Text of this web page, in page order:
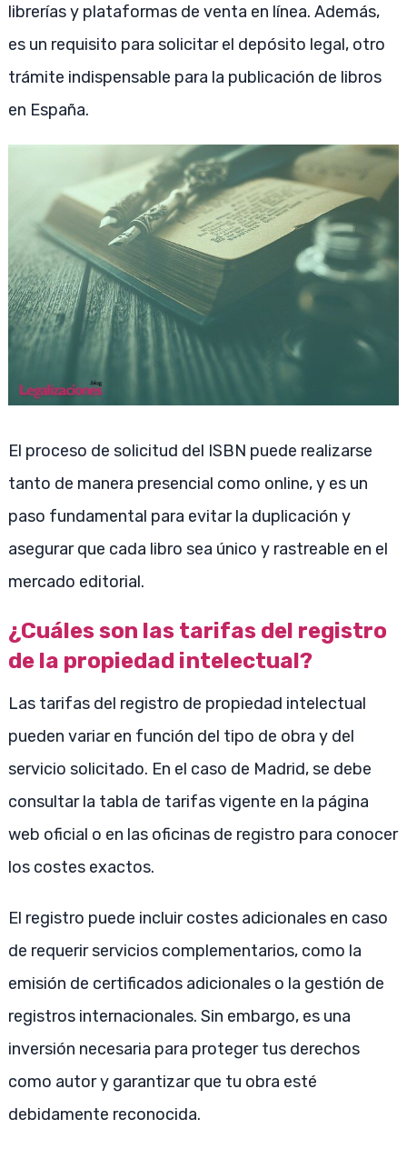
librerías y plataformas de venta en línea. Además,
es un requisito para solicitar el depósito legal, otro
trámite indispensable para la publicación de libros
en España.
El proceso de solicitud del ISBN puede realizarse
tanto de manera presencial como online, y es un
paso fundamental para evitar la duplicación y
asegurar que cada libro sea único y rastreable en el
mercado editorial.
¿Cuáles son las tarifas del registro
de la propiedad intelectual?
Las tarifas del registro de propiedad intelectual
pueden variar en función del tipo de obra y del
servicio solicitado. En el caso de Madrid, se debe
consultar la tabla de tarifas vigente en la página
web oficial o en las oficinas de registro para conocer
los costes exactos.
El registro puede incluir costes adicionales en caso
de requerir servicios complementarios, como la
emisión de certificados adicionales o la gestión de
registros internacionales. Sin embargo, es una
inversión necesaria para proteger tus derechos
como autor y garantizar que tu obra esté
debidamente reconocida.